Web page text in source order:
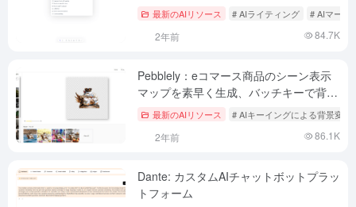
最新のAIリソース # AIライティング # AIマーケ
2年前 84.7K
Pebblely：eコマース商品のシーン表示
マップを素早く生成、バッチキーで背景
を変更可能
最新のAIリソース # AIキーイングによる背景変更
2年前 86.1K
Dante: カスタムAIチャットボットプラッ
トフォーム